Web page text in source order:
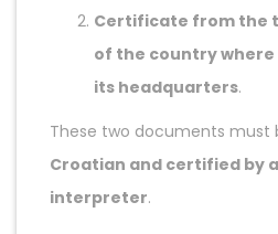
Certificate from the
of the country
its headquarters.
These two documents must
Croatian and certified by
interpreter.